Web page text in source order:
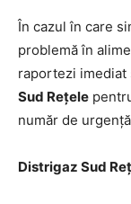
În cazul în care
problemă în
raportezi imediat
Sud Rețele
număr de
Distrigaz Sud